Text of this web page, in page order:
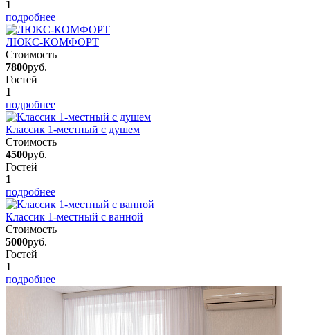
1
подробнее
ЛЮКС-КОМФОРТ
Стоимость
7800руб.
Гостей
1
подробнее
Классик 1-местный с душем
Стоимость
4500руб.
Гостей
1
подробнее
Классик 1-местный с ванной
Стоимость
5000руб.
Гостей
1
подробнее